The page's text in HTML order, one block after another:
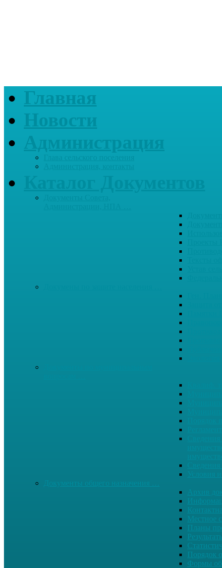
Главная
Новости
Администрация
Архив
Местное
Планы
Порядок
Формы